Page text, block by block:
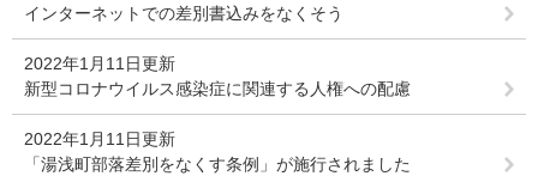
インターネットでの差別書込みをなくそう
2022年1月11日更新
新型コロナウイルス感染症に関連する人権への配慮
2022年1月11日更新
「湯浅町部落差別をなくす条例」が施行されました